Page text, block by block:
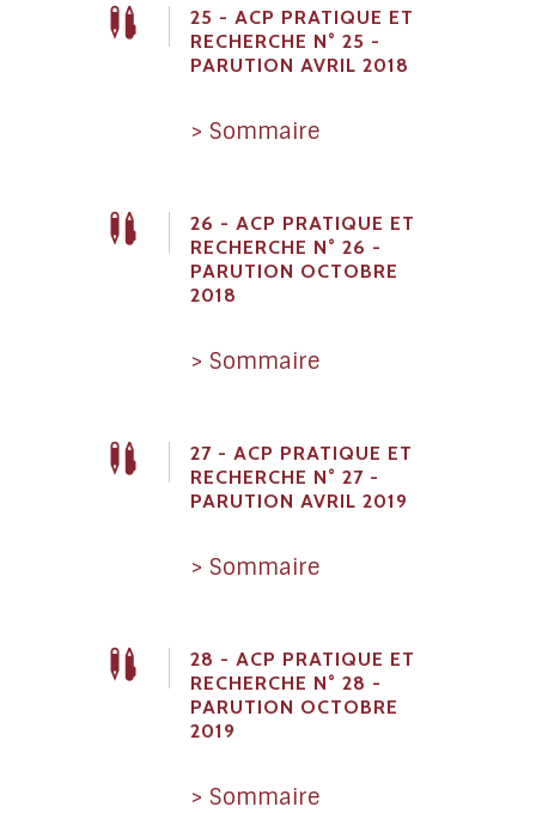
25 - ACP PRATIQUE ET
RECHERCHE N° 25 -
PARUTION AVRIL 2018
> Sommaire
26 - ACP PRATIQUE ET
RECHERCHE N° 26 -
PARUTION OCTOBRE
2018
> Sommaire
27 - ACP PRATIQUE ET
RECHERCHE N° 27 -
PARUTION AVRIL 2019
> Sommaire
28 - ACP PRATIQUE ET
RECHERCHE N° 28 -
PARUTION OCTOBRE
2019
> Sommaire